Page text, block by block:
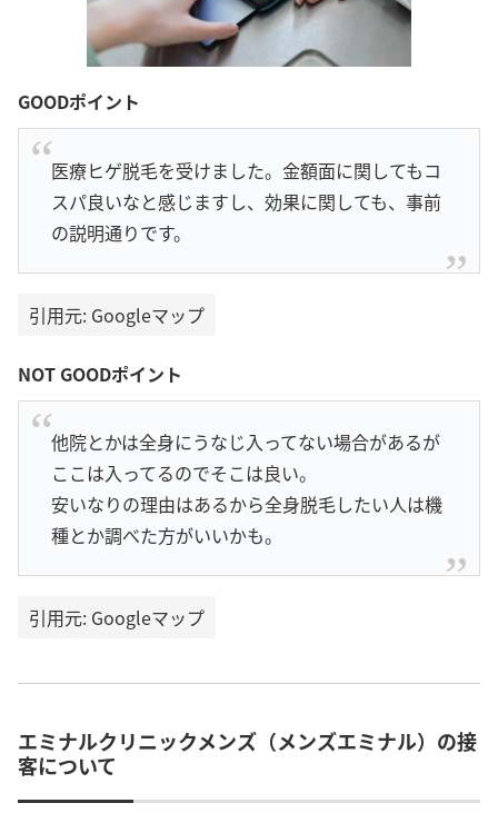
GOODポイント
医療ヒゲ脱毛を受けました。金額面に関してもコ
スパ良いなと感じますし、効果に関しても、事前
の説明通りです。
引用元: Googleマップ
NOT GOODポイント
他院とかは全身にうなじ入ってない場合があるが
ここは入ってるのでそこは良い。
安いなりの理由はあるから全身脱毛したい人は機
種とか調べた方がいいかも。
引用元: Googleマップ
エミナルクリニックメンズ（メンズエミナル）の接
客について